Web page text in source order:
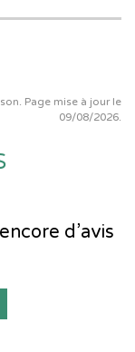
Page mise à jour le
09/08/2026.
d’avis